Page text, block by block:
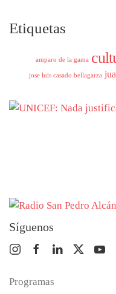
Etiquetas
amparo de la gama
jose luis casado bellagarza
Síguenos
Programas